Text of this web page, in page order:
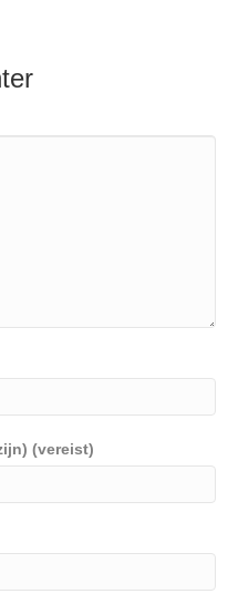
(vereist)